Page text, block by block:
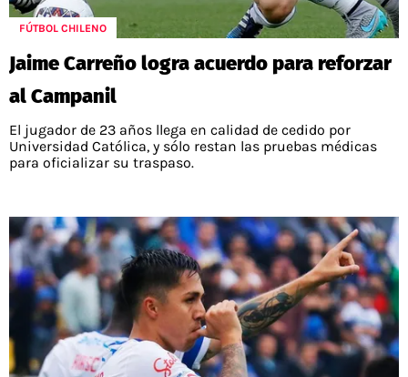
FÚTBOL CHILENO
Jaime Carreño logra acuerdo para reforzar
al Campanil
El jugador de 23 años llega en calidad de cedido por
Universidad Católica, y sólo restan las pruebas médicas
para oficializar su traspaso.